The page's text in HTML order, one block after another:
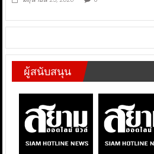
ผู้สนับสนุน